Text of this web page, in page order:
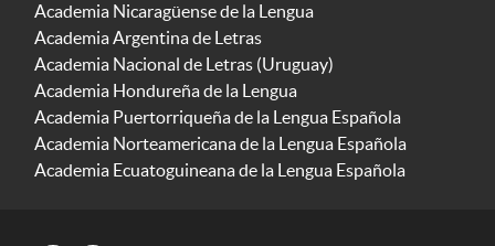
Academia Nicaragüense de la Lengua
Academia Argentina de Letras
Academia Nacional de Letras (Uruguay)
Academia Hondureña de la Lengua
Academia Puertorriqueña de la Lengua Española
Academia Norteamericana de la Lengua Española
Academia Ecuatoguineana de la Lengua Española